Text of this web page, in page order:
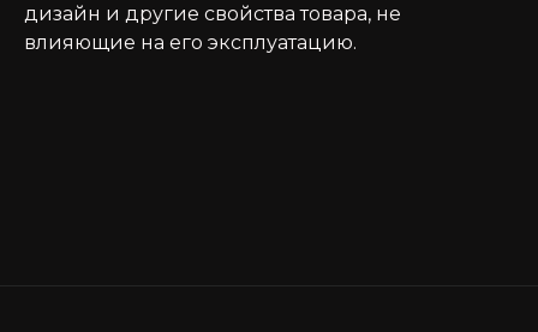
дизайн и другие свойства товара, не
влияющие на его эксплуатацию.